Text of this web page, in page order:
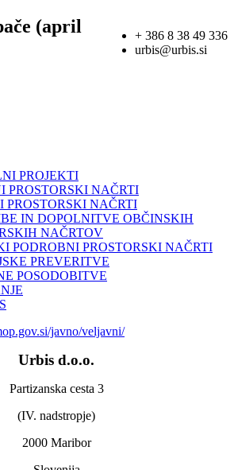
+ 386 8 38 49 336
urbis@urbis.si
PROJEKTI
PROSTORSKI NAČRTI
PROSTORSKI NAČRTI
IN DOPOLNITVE OBČINSKIH
NAČRTOV
PODROBNI PROSTORSKI NAČRTI
PREVERITVE
POSODOBITVE
(april
javno/veljavni/
Urbis d.o.o.
Partizanska cesta 3
(IV. nadstropje)
2000 Maribor